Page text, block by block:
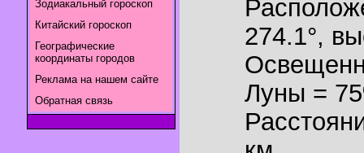
Зодиакальный гороскоп
Китайский гороскоп
Географические
координаты городов
Реклама на нашем сайте
Обратная связь
274.1°,
Луны =